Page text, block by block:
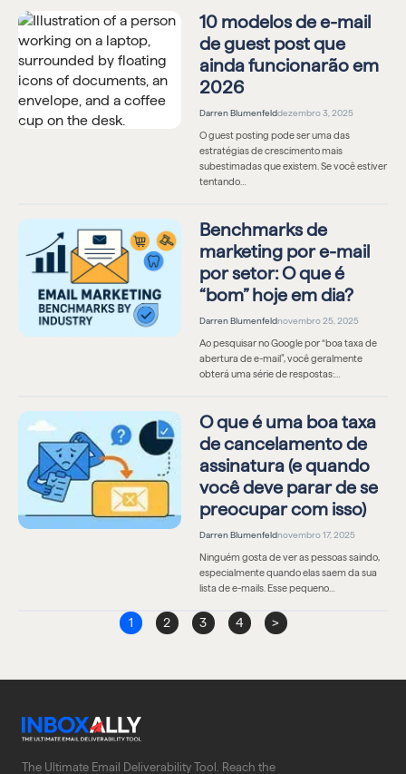
10 modelos de e-mail
de guest post que
ainda funcionarão em
2026
Darren Blumenfelddezembro 3, 2025
O guest posting pode ser uma das
estratégias de crescimento mais
subestimadas que existem. Se você estiver
tentando…
Benchmarks de
marketing por e-mail
por setor: O que é
“bom” hoje em dia?
Darren Blumenfeldnovembro 25, 2025
Ao pesquisar no Google por “boa taxa de
abertura de e-mail”, você geralmente
obterá uma série de respostas:…
O que é uma boa taxa
de cancelamento de
assinatura (e quando
você deve parar de se
preocupar com isso)
Darren Blumenfeldnovembro 17, 2025
Ninguém gosta de ver as pessoas saindo,
especialmente quando elas saem da sua
lista de e-mails. Esse pequeno…
1 2 3 4 >
The Ultimate Email Deliverability Tool. Reach the